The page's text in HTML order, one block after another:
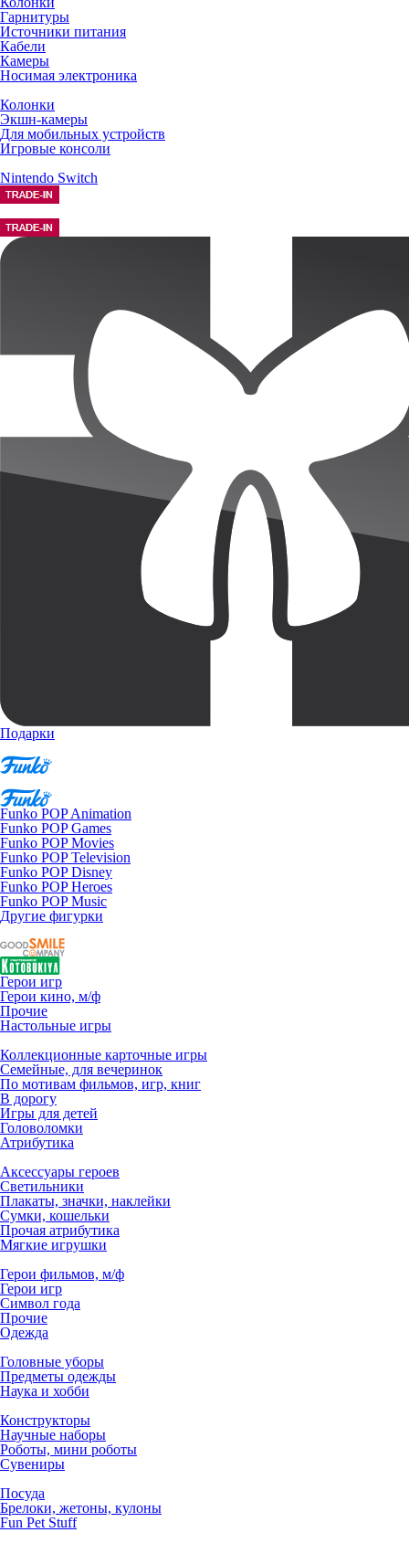
Гарнитуры
Источники питания
Кабели
Камеры
Носимая электроника
Колонки
Экшн-камеры
Для мобильных устройств
Игровые консоли
Nintendo Switch
Подарки
Funko POP Animation
Funko POP Games
Funko POP Movies
Funko POP Television
Funko POP Disney
Funko POP Heroes
Funko POP Music
Другие фигурки
Герои игр
Герои кино, м/ф
Прочие
Настольные игры
Коллекционные карточные игры
Семейные, для вечеринок
По мотивам фильмов, игр, книг
В дорогу
Игры для детей
Головоломки
Атрибутика
Аксессуары героев
Светильники
Плакаты, значки, наклейки
Сумки, кошельки
Прочая атрибутика
Мягкие игрушки
Герои фильмов, м/ф
Герои игр
Символ года
Прочие
Одежда
Головные уборы
Предметы одежды
Наука и хобби
Конструкторы
Научные наборы
Роботы, мини роботы
Сувениры
Посуда
Брелоки, жетоны, кулоны
Fun Pet Stuff